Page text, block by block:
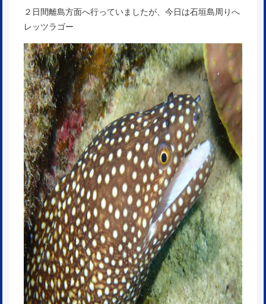
２日間離島方面へ行っていましたが、今日は石垣島周りへ
レッツラゴー